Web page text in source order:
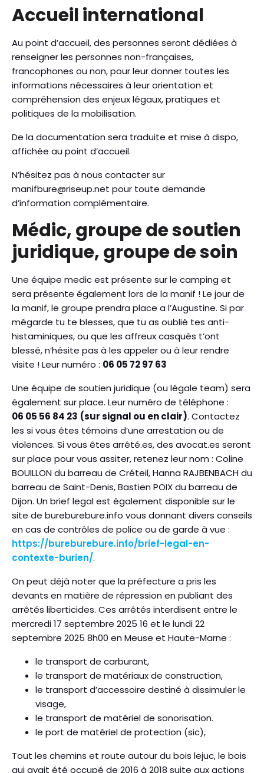
Accueil international
Au point d’accueil, des personnes seront dédiées à
renseigner les personnes non-françaises,
francophones ou non, pour leur donner toutes les
informations nécessaires à leur orientation et
compréhension des enjeux légaux, pratiques et
politiques de la mobilisation.
De la documentation sera traduite et mise à dispo,
affichée au point d’accueil.
N’hésitez pas à nous contacter sur
manifbure@riseup.net pour toute demande
d’information complémentaire.
Médic, groupe de soutien
juridique, groupe de soin
Une équipe medic est présente sur le camping et
sera présente également lors de la manif ! Le jour de
la manif, le groupe prendra place a l’Augustine. Si par
mégarde tu te blesses, que tu as oublié tes anti-
histaminiques, ou que les affreux casqués t’ont
blessé, n’hésite pas à les appeler ou à leur rendre
visite ! Leur numéro : 06 05 72 97 63
Une équipe de soutien juridique (ou légale team) sera
également sur place. Leur numéro de téléphone :
06 05 56 84 23 (sur signal ou en clair). Contactez
les si vous êtes témoins d’une arrestation ou de
violences. Si vous êtes arrêté.es, des avocat.es seront
sur place pour vous assiter, retenez leur nom : Coline
BOUILLON du barreau de Créteil, Hanna RAJBENBACH du
barreau de Saint-Denis, Bastien POIX du barreau de
Dijon. Un brief legal est également disponible sur le
site de bureburebure.info vous donnant divers conseils
en cas de contrôles de police ou de garde à vue :
https://bureburebure.info/brief-legal-en-
contexte-burien/.
On peut déjà noter que la préfecture a pris les
devants en matière de répression en publiant des
arrêtés liberticides. Ces arrêtés interdisent entre le
mercredi 17 septembre 2025 16 et le lundi 22
septembre 2025 8h00 en Meuse et Haute-Marne :
le transport de carburant,
le transport de matériaux de construction,
le transport d’accessoire destiné à dissimuler le
visage,
le transport de matériel de sonorisation.
le port de matériel de protection (sic),
Tout les chemins et route autour du bois lejuc, le bois
qui avait été occupé de 2016 à 2018 suite aux actions